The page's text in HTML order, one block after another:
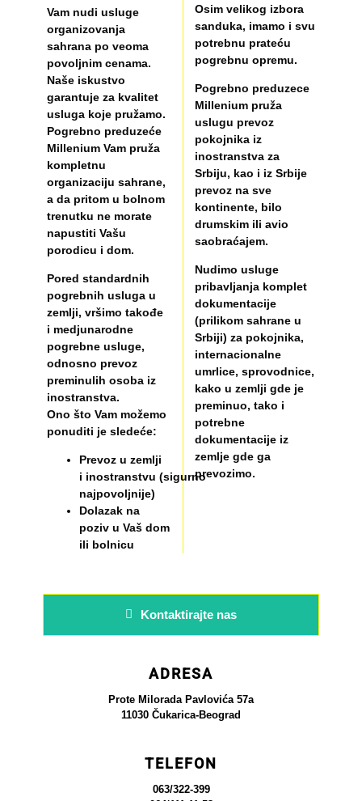
Vam nudi usluge
organizovanja
sahrana po veoma
povoljnim cenama.
Naše iskustvo
garantuje za kvalitet
usluga koje pružamo.
Pogrebno preduzeće
Millenium Vam pruža
kompletnu
organizaciju sahrane,
a da pritom u bolnom
trenutku ne morate
napustiti Vašu
porodicu i dom.
Pored standardnih
pogrebnih usluga u
zemlji, vršimo takođe
i medjunarodne
pogrebne usluge,
odnosno prevoz
preminulih osoba iz
inostranstva.
Ono što Vam možemo
ponuditi je sledeće:
Prevoz u zemlji
i inostranstvu (sigurno
najpovoljnije)
Dolazak na
poziv u Vaš dom
ili bolnicu
Osim velikog izbora
sanduka, imamo i svu
potrebnu prateću
pogrebnu opremu.
Pogrebno preduzece
Millenium pruža
uslugu prevoz
pokojnika iz
inostranstva za
Srbiju, kao i iz Srbije
prevoz na sve
kontinente, bilo
drumskim ili avio
saobraćajem.
Nudimo usluge
pribavljanja komplet
dokumentacije
(prilikom sahrane u
Srbiji) za pokojnika,
internacionalne
umrlice, sprovodnice,
kako u zemlji gde je
preminuo, tako i
potrebne
dokumentacije iz
zemlje gde ga
prevozimo.
Kontaktirajte nas
ADRESA
Prote Milorada Pavlovića 57a
11030 Čukarica-Beograd
TELEFON
063/322-399